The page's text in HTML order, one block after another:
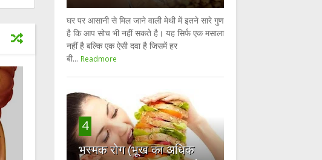
घर पर आसानी से मिल जाने वाली मेथी में इतने सारे गुण
है कि आप सोच भी नहीं सकते है। यह सिर्फ एक मसाला
नहीं है बल्कि एक ऐसी दवा है जिसमें हर
बी... Readmore
4
भस्मक रोग (भूख का अधिक